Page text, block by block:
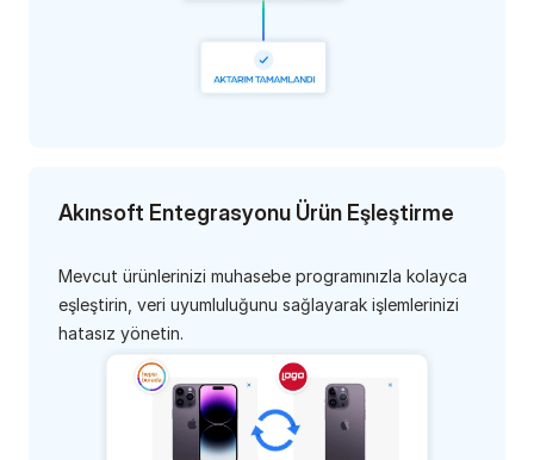
Akınsoft Entegrasyonu Ürün Eşleştirme
Mevcut ürünlerinizi muhasebe programınızla kolayca
eşleştirin, veri uyumluluğunu sağlayarak işlemlerinizi
hatasız yönetin.